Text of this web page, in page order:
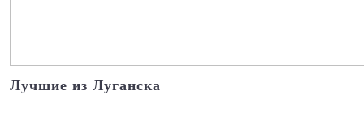
Лучшие из Луганска